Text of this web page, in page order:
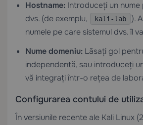
Hostname: Introduceți un nume
dvs. (de exemplu,
kali-lab
).
numele pe care sistemul dvs. îl
Nume domeniu: Lăsați gol
independentă, sau introduceți
vă integrați într-o rețea de
Configurarea contului de
În versiunile recente ale Kali Linux